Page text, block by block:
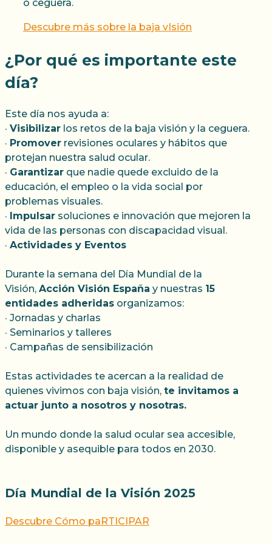
o ceguera.
Descubre más sobre la baja vIsión
¿Por qué es importante este
día?
Este día nos ayuda a:
· Visibilizar los retos de la baja visión y la ceguera.
· Promover revisiones oculares y hábitos que
protejan nuestra salud ocular.
· Garantizar que nadie quede excluido de la
educación, el empleo o la vida social por
problemas visuales.
· Impulsar soluciones e innovación que mejoren la
vida de las personas con discapacidad visual.
· Actividades y Eventos
Durante la semana del Día Mundial de la
Visión, Acción Visión España y nuestras 15
entidades adheridas organizamos:
· Jornadas y charlas
· Seminarios y talleres
· Campañas de sensibilización
Estas actividades te acercan a la realidad de
quienes vivimos con baja visión, te invitamos a
actuar junto a nosotros y nosotras.
Un mundo donde la salud ocular sea accesible,
disponible y asequible para todos en 2030.
Día Mundial de la Visión 2025
Descubre Cómo paRTICIPAR